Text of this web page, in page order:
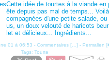
Cette idée de tourtes à la viande
ête depuis pas mal de temps...
compagnées d'une petite salade,
us, un doux velouté de haricots
let et délicieux... Ingrédients...
01 à 06:53 - Commentaires [ ] - Permalien [
Tags: Tourte